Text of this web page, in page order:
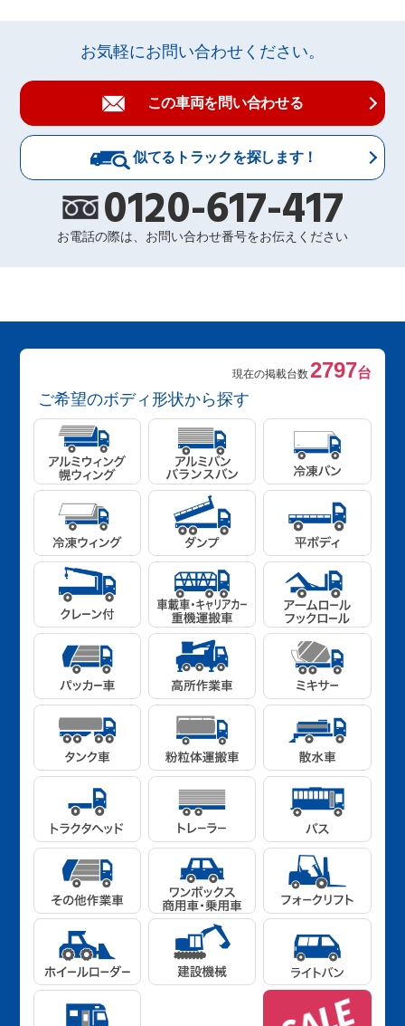
お気軽にお問い合わせください。
この車両を問い合わせる
似てるトラックを探します！
0120-617-417
お電話の際は、お問い合わせ番号をお伝えください
現在の掲載台数2797台
ご希望のボディ形状から探す